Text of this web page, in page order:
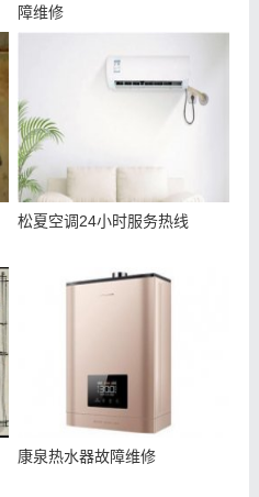
障维修
松夏空调24小时服务热线
康泉热水器故障维修